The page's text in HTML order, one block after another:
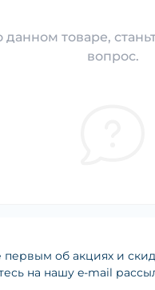
данном товаре,
вопрос.
первым об акциях и
на нашу e-mail